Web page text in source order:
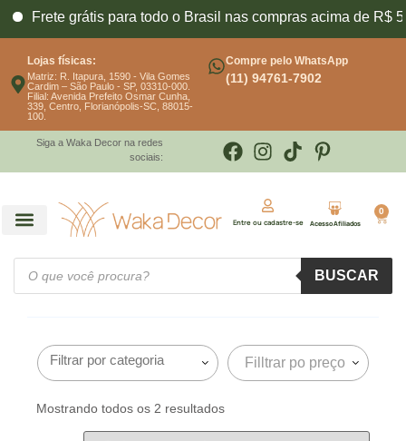
Frete grátis para todo o Brasil nas compras acima de R$
Lojas físicas:
Matriz: R. Itapura, 1590 - Vila Gomes
Cardim – São Paulo - SP, 03310-000.
Filial: Avenida Prefeito Osmar Cunha,
339, Centro, Florianópolis-SC, 88015-
100.
Compre pelo WhatsApp
(11) 94761-7902
Siga a Waka Decor na redes
sociais:
Entre ou cadastre-se Acesso Afiliados
0
BUSCAR
Filltrar po preço
Mostrando todos os 2 resultados